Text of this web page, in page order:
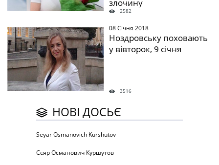
злочину
2582
" /> 08 Січня 2018
Ноздровську поховають
у вівторок, 9 січня
3516
НОВІ ДОСЬЄ
Seyar Osmanovich Kurshutov
Сєяр Османович Куршутов